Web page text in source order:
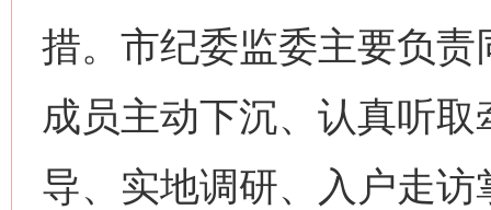
措。市纪委监委主要负
成员主动下沉、认真听
导、实地调研、入户走